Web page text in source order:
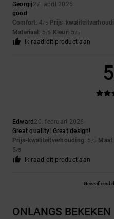
Georgij 27. april 2026
good
Comfort: 4/5 Prijs-
Materiaal : 5/5 Kleur: 5 /5
Ik raad dit product aan
5
Edward 20. februari 2026
Great quality! Great design!
Prijs-kwaliteitverhouding: 5 /5 Maat
5/5
Ik raad dit product aan
Geverifieerd
ONLANGS BEKEKEN